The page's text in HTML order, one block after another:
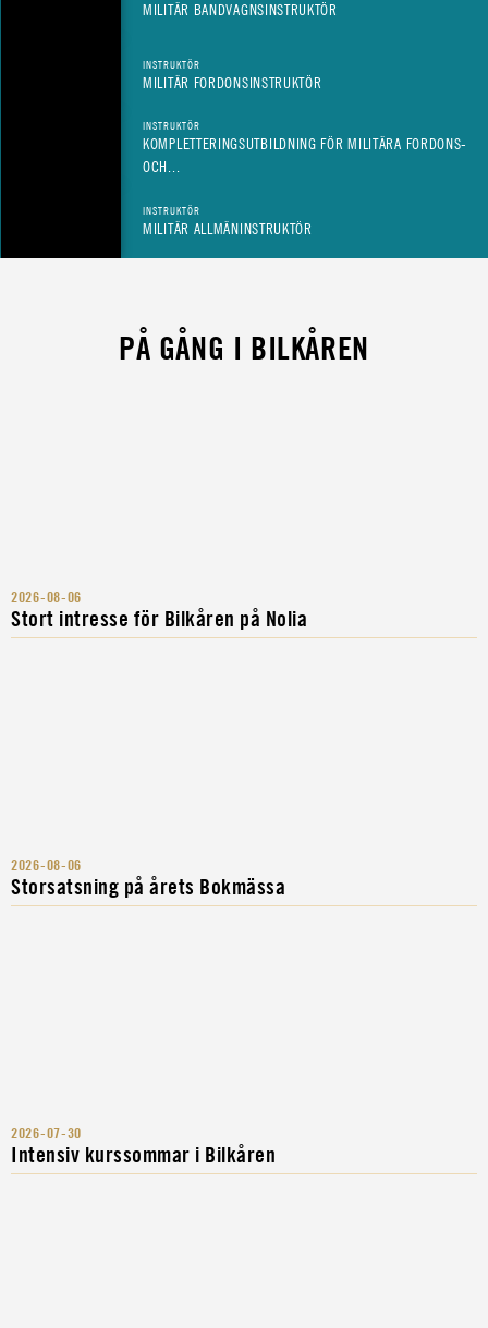
MILITÄR BANDVAGNSINSTRUKTÖR
INSTRUKTÖR
MILITÄR FORDONSINSTRUKTÖR
INSTRUKTÖR
KOMPLETTERINGSUTBILDNING FÖR MILITÄRA FORDONS-
OCH...
INSTRUKTÖR
MILITÄR ALLMÄNINSTRUKTÖR
PÅ GÅNG I BILKÅREN
2026-08-06
Stort intresse för Bilkåren på Nolia
2026-08-06
Storsatsning på årets Bokmässa
2026-07-30
Intensiv kurssommar i Bilkåren